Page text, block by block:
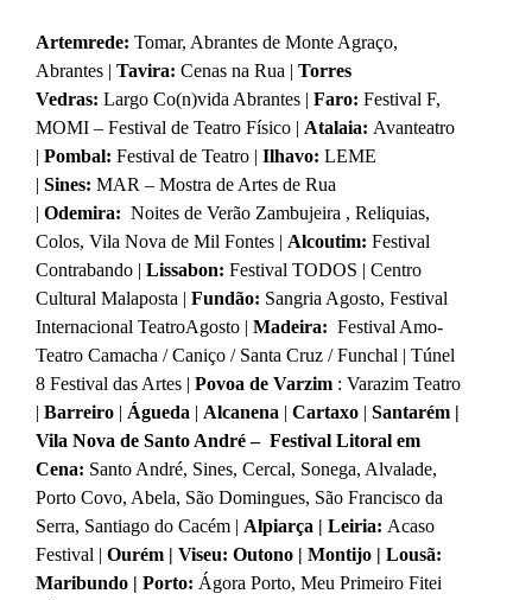
Artemrede: Tomar, Abrantes de Monte Agraço,
Abrantes |Tavira: Cenas na Rua |Torres
Vedras: Largo Co(n)vida Abrantes |Faro: Festival F,
MOMI – Festival de Teatro Físico |
Atalaia: Avanteatro
|Pombal: Festival de Teatro |Ilhavo: LEME
|Sines: MAR – Mostra de Artes de Rua
Odemira: Noites de Verão Zambujeira , Reliquias,
Colos, Vila Nova de Mil Fontes |Alcoutim: Festival
Contrabando |Lissabon: Festival TODOS | Centro
Cultural Malaposta |Fundão: Sangria Agosto, Festival
Internacional TeatroAgosto |Madeira: Festival Amo-
Teatro Camacha / Caniço / Santa Cruz / Funchal | Túnel
8 Festival das Artes |Povoa de Varzim : Varazim Teatro
Barreiro |Águeda Alcanena Cartaxo |Santarém |
Vila Nova de Santo André – Festival Litoral em
Cena: Santo André, Sines, Cercal, Sonega, Alvalade,
Porto Covo, Abela, São Domingues, São Francisco da
Serra, Santiago do Cacém |
Alpiarça | Leiria:Acaso
Festival |Ourém | Viseu: Outono | Montijo | Lousã:
Maribundo | Porto:Ágora Porto, Meu Primeiro Fitei